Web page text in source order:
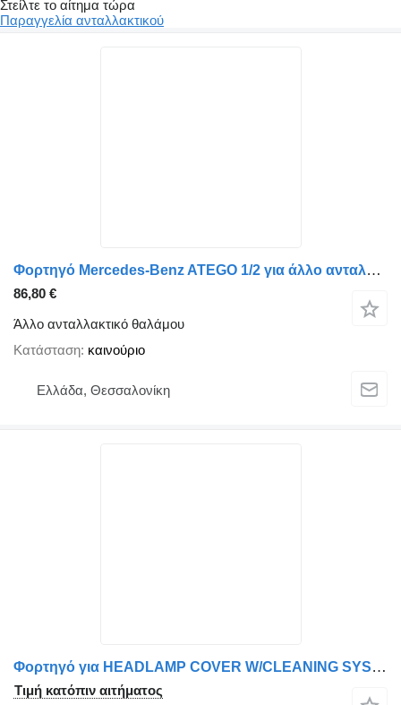
Στείλτε το αίτημα τώρα
Παραγγελία ανταλλακτικού
Φορτηγό Mercedes-Benz ATEGO 1/2 για άλλο ανταλλακτικό θαλάμου ΜΠΡΑΤΣΟ ΚΑΘΡΕΠΤΗ
86,80 €
Άλλο ανταλλακτικό θαλάμου
Κατάσταση καινούριο
Ελλάδα, Θεσσαλονίκη
Φορτηγό για HEADLAMP COVER W/CLEANING SYSTEM (2 HOLES) Scania ΚΑΛΥΜΜΑ ΠΡΟΒΟΛΕΑ ΜΕ ΣΥΣΤΗΜΑ ΚΑΘΑΡΙΣΜΟΥ (2 ΟΠΕΣ) 2443754
Τιμή κατόπιν αιτήματος